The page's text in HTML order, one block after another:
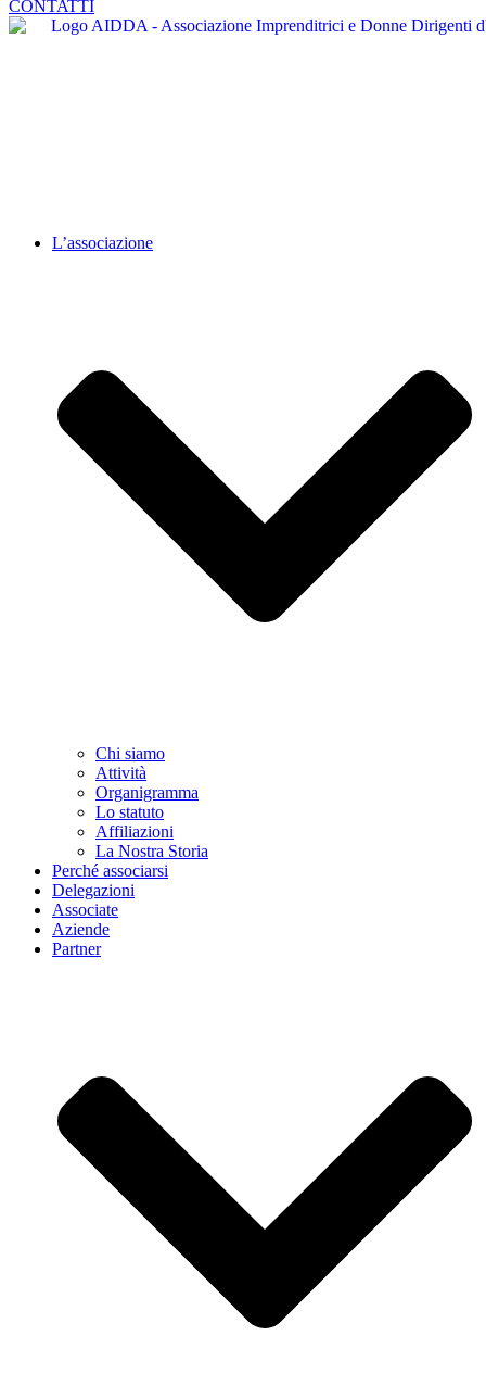
CONTATTI
L’associazione
Chi siamo
Attività
Organigramma
Lo statuto
Affiliazioni
La Nostra Storia
Perché associarsi
Delegazioni
Associate
Aziende
Partner